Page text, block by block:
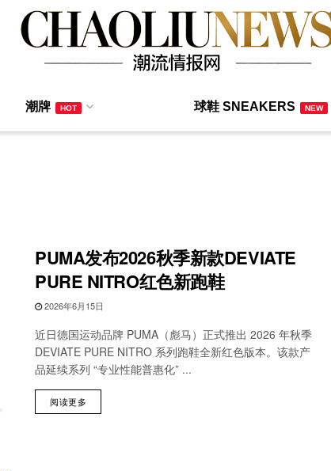
潮牌 HOT 球鞋 SNEAKERS NEW
PUMA发布2026秋季新款DEVIATE
PURE NITRO红色新跑鞋
2026年6月15日
近日德国运动品牌 PUMA（彪马）正式推出 2026 年秋季
DEVIATE PURE NITRO 系列跑鞋全新红色版本。该款产
品延续系列 “专业性能普惠化” ...
阅读更多